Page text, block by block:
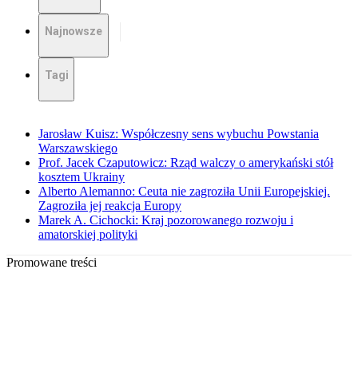
Najnowsze
Tagi
Jarosław Kuisz: Współczesny sens wybuchu Powstania
Warszawskiego
Prof. Jacek Czaputowicz: Rząd walczy o amerykański stół
kosztem Ukrainy
Alberto Alemanno: Ceuta nie zagroziła Unii Europejskiej.
Zagroziła jej reakcja Europy
Marek A. Cichocki: Kraj pozorowanego rozwoju i
amatorskiej polityki
Promowane treści